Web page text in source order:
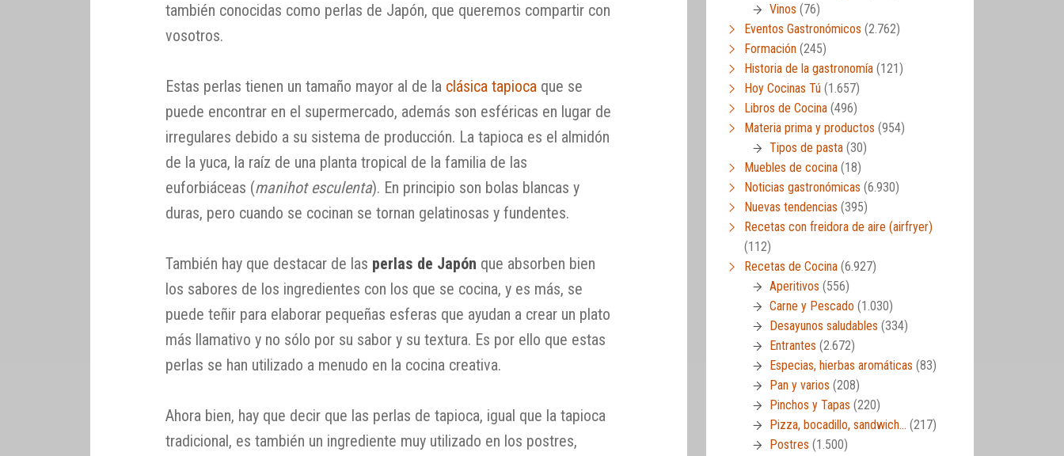
también conocidas como perlas de Japón, que queremos compartir con
vosotros.
Estas perlas tienen un tamaño mayor al de la clásica tapioca que se
puede encontrar en el supermercado, además son esféricas en lugar de
irregulares debido a su sistema de producción. La tapioca es el almidón
de la yuca, la raíz de una planta tropical de la familia de las
euforbiáceas (manihot esculenta). En principio son bolas blancas y
duras, pero cuando se cocinan se tornan gelatinosas y fundentes.
También hay que destacar de las perlas de Japón que absorben bien
los sabores de los ingredientes con los que se cocina, y es más, se
puede teñir para elaborar pequeñas esferas que ayudan a crear un plato
más llamativo y no sólo por su sabor y su textura. Es por ello que estas
perlas se han utilizado a menudo en la cocina creativa.
Ahora bien, hay que decir que las perlas de tapioca, igual que la tapioca
tradicional, es también un ingrediente muy utilizado en los postres,
Vinos (76)
Eventos Gastronómicos (2.762)
Formación (245)
Historia de la gastronomía (121)
Hoy Cocinas Tú (1.657)
Libros de Cocina (496)
Materia prima y productos (954)
Tipos de pasta (30)
Muebles de cocina (18)
Noticias gastronómicas (6.930)
Nuevas tendencias (395)
Recetas con freidora de aire (airfryer)
(112)
Recetas de Cocina (6.927)
Aperitivos (556)
Carne y Pescado (1.030)
Desayunos saludables (334)
Entrantes (2.672)
Especias, hierbas aromáticas (83)
Pan y varios (208)
Pinchos y Tapas (220)
Pizza, bocadillo, sandwich… (217)
Postres (1.500)